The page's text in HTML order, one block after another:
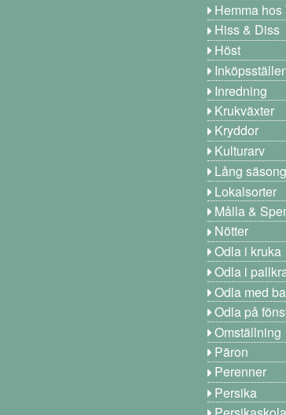
Hemma
Hiss & Diss
Höst
Inredning
Krukväxter
Kryddor
Kulturarv
Lång
Lokalsorter
Målla &
Nötter
Odla i kruka
Odla i
Odla med
Odla på
Omställning
Päron
Perenner
Persika